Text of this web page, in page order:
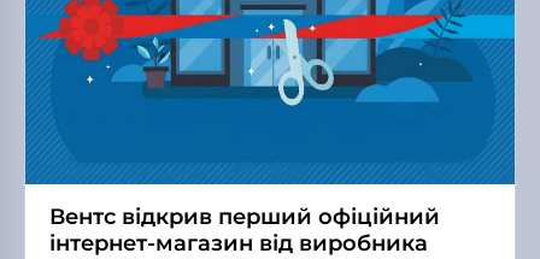
Вентс відкрив перший офіційний
інтернет-магазин від виробника